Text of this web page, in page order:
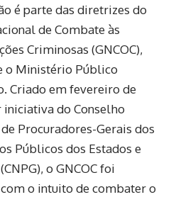
é parte das diretrizes do
de Combate às
Criminosas (GNCOC),
o Ministério Público
Criado em fevereiro de
iniciativa do Conselho
Procuradores-Gerais dos
Públicos dos Estados e
o GNCOC foi
o intuito de combater o